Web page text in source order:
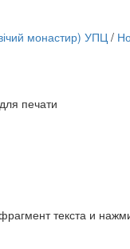
монастир) УПЦ/
печати
текста и